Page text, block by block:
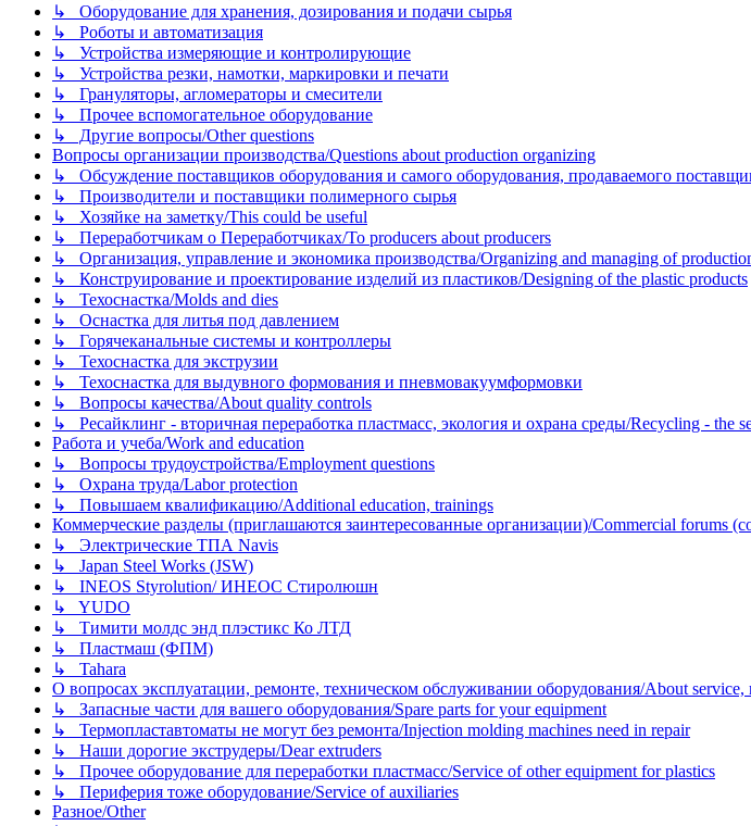
↳ Оборудование для хранения, дозирования и подачи сырья
↳ Роботы и автоматизация
↳ Устройства измеряющие и контролирующие
↳ Устройства резки, намотки, маркировки и печати
↳ Грануляторы, агломераторы и смесители
↳ Прочее вспомогательное оборудование
↳ Другие вопросы/Other questions
Вопросы организации производства/Questions about production organizing
↳ Обсуждение поставщиков оборудования и самого оборудования, продаваемого
↳ Производители и поставщики полимерного сырья
↳ Хозяйке на заметку/This could be useful
↳ Переработчикам о Переработчиках/To producers about producers
↳ Организация, управление и экономика производства/Organizing and managing of
↳ Конструирование и проектирование изделий из пластиков/Designing of the plastic products
↳ Техоснастка/Molds and dies
↳ Оснастка для литья под давлением
↳ Горячеканальные системы и контроллеры
↳ Техоснастка для экструзии
↳ Техоснастка для выдувного формования и пневмовакуумформовки
↳ Вопросы качества/About quality controls
↳ Ресайклинг - вторичная переработка пластмасс, экология и охрана среды/Recycling - the
Работа и учеба/Work and education
↳ Вопросы трудоустройства/Employment questions
↳ Охрана труда/Labor protection
↳ Повышаем квалификацию/Additional education, trainings
Коммерческие разделы (приглашаются заинтересованные организации)/Commercial forums
↳ Электрические ТПА Navis
↳ Japan Steel Works (JSW)
↳ INEOS Styrolution/ ИНЕОС Стиролюшн
↳ YUDO
↳ Тимити молдс энд плэстикс Ко ЛТД
↳ Пластмаш (ФПМ)
↳ Tahara
О вопросах эксплуатации, ремонте, техническом обслуживании оборудования/About service,
↳ Запасные части для вашего оборудования/Spare parts for your equipment
↳ Термопластавтоматы не могут без ремонта/Injection molding machines need in repair
↳ Наши дорогие экструдеры/Dear extruders
↳ Прочее оборудование для переработки пластмасс/Service of other equipment for plastics
↳ Периферия тоже оборудование/Service of auxiliaries
Разное/Other